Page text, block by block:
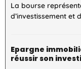
La bourse
d’investissement et
Epargne
réussir son